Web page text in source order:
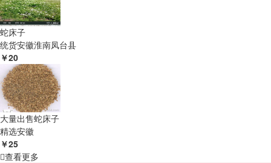
蛇床子
统货安徽淮南凤台县
￥20
大量出售蛇床子
精选安徽
￥25
查看更多